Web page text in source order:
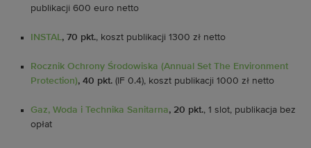
publikacji 600 euro netto
INSTAL, 70 pkt., koszt publikacji 1300 zł netto
Rocznik Ochrony Środowiska (Annual Set The Environment
Protection), 40 pkt. (IF 0.4), koszt publikacji 1000 zł netto
Gaz, Woda i Technika Sanitarna, 20 pkt., 1 slot, publikacja bez
opłat